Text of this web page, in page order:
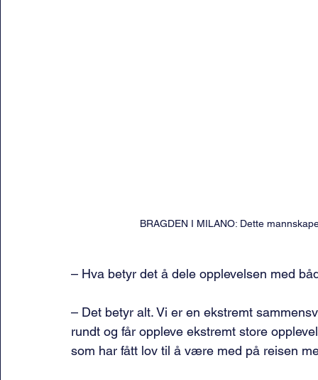
BRAGDEN I MILANO: Dette
– Hva betyr det å dele opplevelsen med
– Det betyr alt. Vi er en ekstremt
rundt og får oppleve ekstremt store
som har fått lov til å være med på reisen